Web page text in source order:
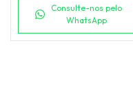
Consulte-nos pelo
WhatsApp